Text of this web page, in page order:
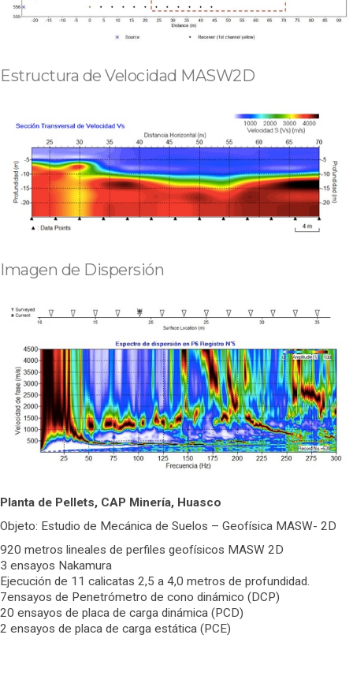
Estructura de Velocidad MASW2D
Imagen de Dispersión
Planta de Pellets, CAP Minería, Huasco
Objeto: Estudio de Mecánica de Suelos – Geofísica MASW- 2D
920 metros lineales de perfiles geofísicos MASW 2D
3 ensayos Nakamura
Ejecución de 11 calicatas 2,5 a 4,0 metros de profundidad.
7ensayos de Penetrómetro de cono dinámico (DCP)
20 ensayos de placa de carga dinámica (PCD)
2 ensayos de placa de carga estática (PCE)